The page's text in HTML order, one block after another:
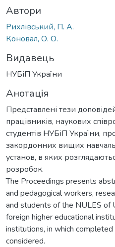
Автори
Рихлівський, П. А.
Коновал, О. О.
Видавець
НУБіП України
Анотація
Представлені тези
працівників, наукових
студентів НУБіП України,
закордонних вищих
установ, в яких
розробок.
The Proceedings presents
and pedagogical workers,
and students of the NULES of
foreign higher educational
institutions, in which
considered.